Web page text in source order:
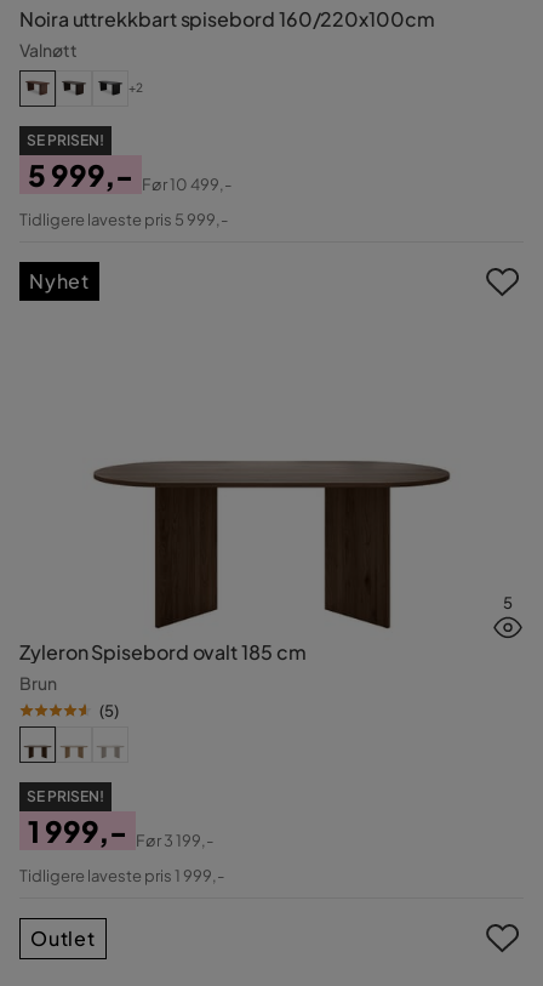
Noira uttrekkbart spisebord 160/220x100cm
Valnøtt
+2
SE PRISEN!
Pris
5 999,-
Original
Før10 499,-
Tidligere laveste pris 5 999,-
5
Zyleron Spisebord ovalt 185 cm
Brun
(5)
SE PRISEN!
Pris
1 999,-
Original
Før3 199,-
Tidligere laveste pris 1 999,-
Nyhet
Outlet